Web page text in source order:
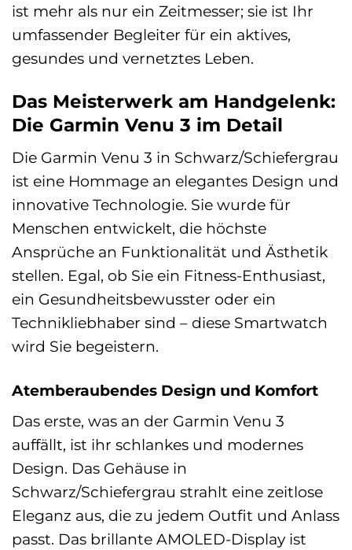
ist mehr als nur ein Zeitmesser; sie ist Ihr
umfassender Begleiter für ein aktives,
gesundes und vernetztes Leben.
Das Meisterwerk am Handgelenk:
Die Garmin Venu 3 im Detail
Die Garmin Venu 3 in Schwarz/Schiefergrau
ist eine Hommage an elegantes Design und
innovative Technologie. Sie wurde für
Menschen entwickelt, die höchste
Ansprüche an Funktionalität und Ästhetik
stellen. Egal, ob Sie ein Fitness-Enthusiast,
ein Gesundheitsbewusster oder ein
Technikliebhaber sind – diese Smartwatch
wird Sie begeistern.
Atemberaubendes Design und Komfort
Das erste, was an der Garmin Venu 3
auffällt, ist ihr schlankes und modernes
Design. Das Gehäuse in
Schwarz/Schiefergrau strahlt eine zeitlose
Eleganz aus, die zu jedem Outfit und Anlass
passt. Das brillante AMOLED-Display ist